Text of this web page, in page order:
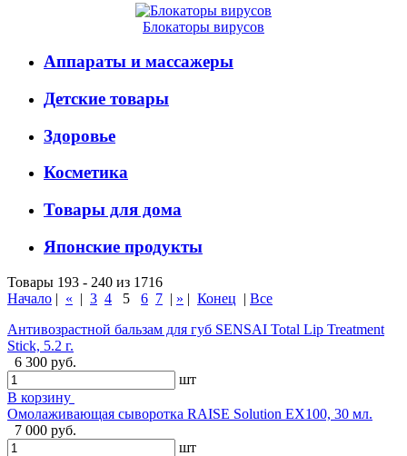
Блокаторы вирусов
Аппараты и массажеры
Детские товары
Здоровье
Косметика
Товары для дома
Японские продукты
Товары 193 - 240 из 1716
Начало | « | 3 4 5 6 7 | » | Конец | Все
Антивозрастной бальзам для губ SENSAI Total Lip Treatment
Stick, 5.2 г.
6 300 руб.
шт
В корзину
Омолаживающая сыворотка RAISE Solution EX100, 30 мл.
7 000 руб.
шт